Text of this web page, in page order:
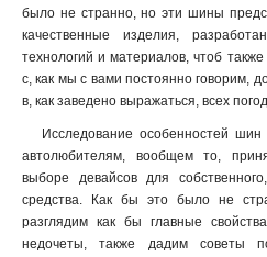
было не странно, но эти шины
качественные изделия,
технологий и материалов, чтоб
с, как мы с вами постоянно говорим,
в, как заведено выражаться, всех
Исследование особенностей
автолюбителям, вообщем то,
выборе девайсов для
средства. Как бы это было не
разглядим как бы главные
недочеты, также дадим советы